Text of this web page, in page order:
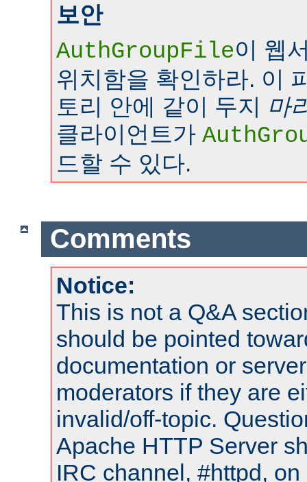
보안
AuthGroupFile이 웹
위치함을 확인하라. 이
토리 안에 같이 두지 마
클라이언트가
드할 수 있다.
Comments
Notice:
This is not a Q&A
should be pointed
documentation or
moderators if they are
invalid/off-topic.
Apache HTTP Server
IRC channel, #httpd,